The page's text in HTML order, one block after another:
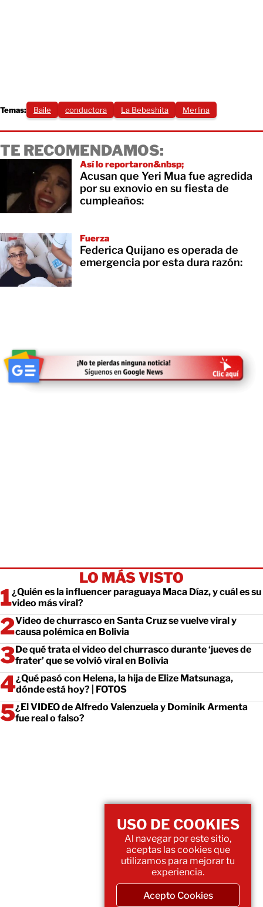
Temas: Baile conductora La Bebeshita Merlina
TE RECOMENDAMOS:
Así lo reportaron&nbsp;
Acusan que Yeri Mua fue agredida
por su exnovio en su fiesta de
cumpleaños:
Fuerza
Federica Quijano es operada de
emergencia por esta dura razón:
LO MÁS VISTO
¿Quién es la influencer paraguaya Maca Díaz, y cuál es su
video más viral?
Video de churrasco en Santa Cruz se vuelve viral y
causa polémica en Bolivia
De qué trata el video del churrasco durante ‘jueves de
frater’ que se volvió viral en Bolivia
¿Qué pasó con Helena, la hija de Elize Matsunaga,
dónde está hoy? | FOTOS
¿El VIDEO de Alfredo Valenzuela y Dominik Armenta
fue real o falso?
USO DE COOKIES
Al navegar por este sitio,
aceptas las cookies que
utilizamos para mejorar tu
experiencia.
Acepto Cookies